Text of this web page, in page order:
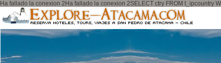
Ha fallado la conexion 2Ha fallado la conexion 2SELECT ctry FROM t_ipcountry
Mapa del Sitio